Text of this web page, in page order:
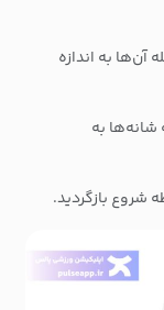
آن‌ها به اندازه
شانه‌ها به